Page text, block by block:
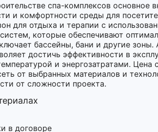
спа-комплексов основное
и комфортности среды для
для отдыха и терапии с
которые обеспечивают
бассейны, бани и другие зоны.
достичь эффективности в
и энергозатратами. Цена
от выбранных материалов и
от сложности проекта.
в договоре